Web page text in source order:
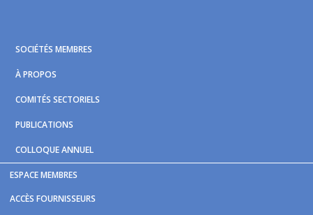
primary
navigation
main
content
footer
ESPACE MEMBRES
ACCÈS FOURNISSEURS
SOCIÉTÉS MEMBRES
À PROPOS
COMITÉS SECTORIELS
PUBLICATIONS
COLLOQUE ANNUEL
Vous êtes ici :Accueil